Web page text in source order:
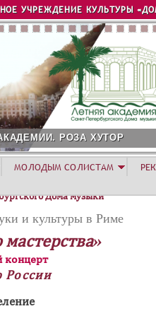
УЧРЕЖДЕНИЕ КУЛЬТУРЫ
РОЗА ХУТОР
Дома музыки
и культуры в Риме
концерт
МОЛОДЫМ СОЛИСТАМ